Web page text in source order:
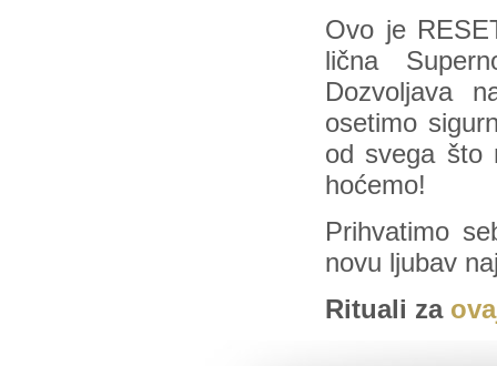
Ovo je
lična
Dozvoljava
osetimo
od svega što
hoćemo!
Prihvatimo
novu ljubav
Rituali za